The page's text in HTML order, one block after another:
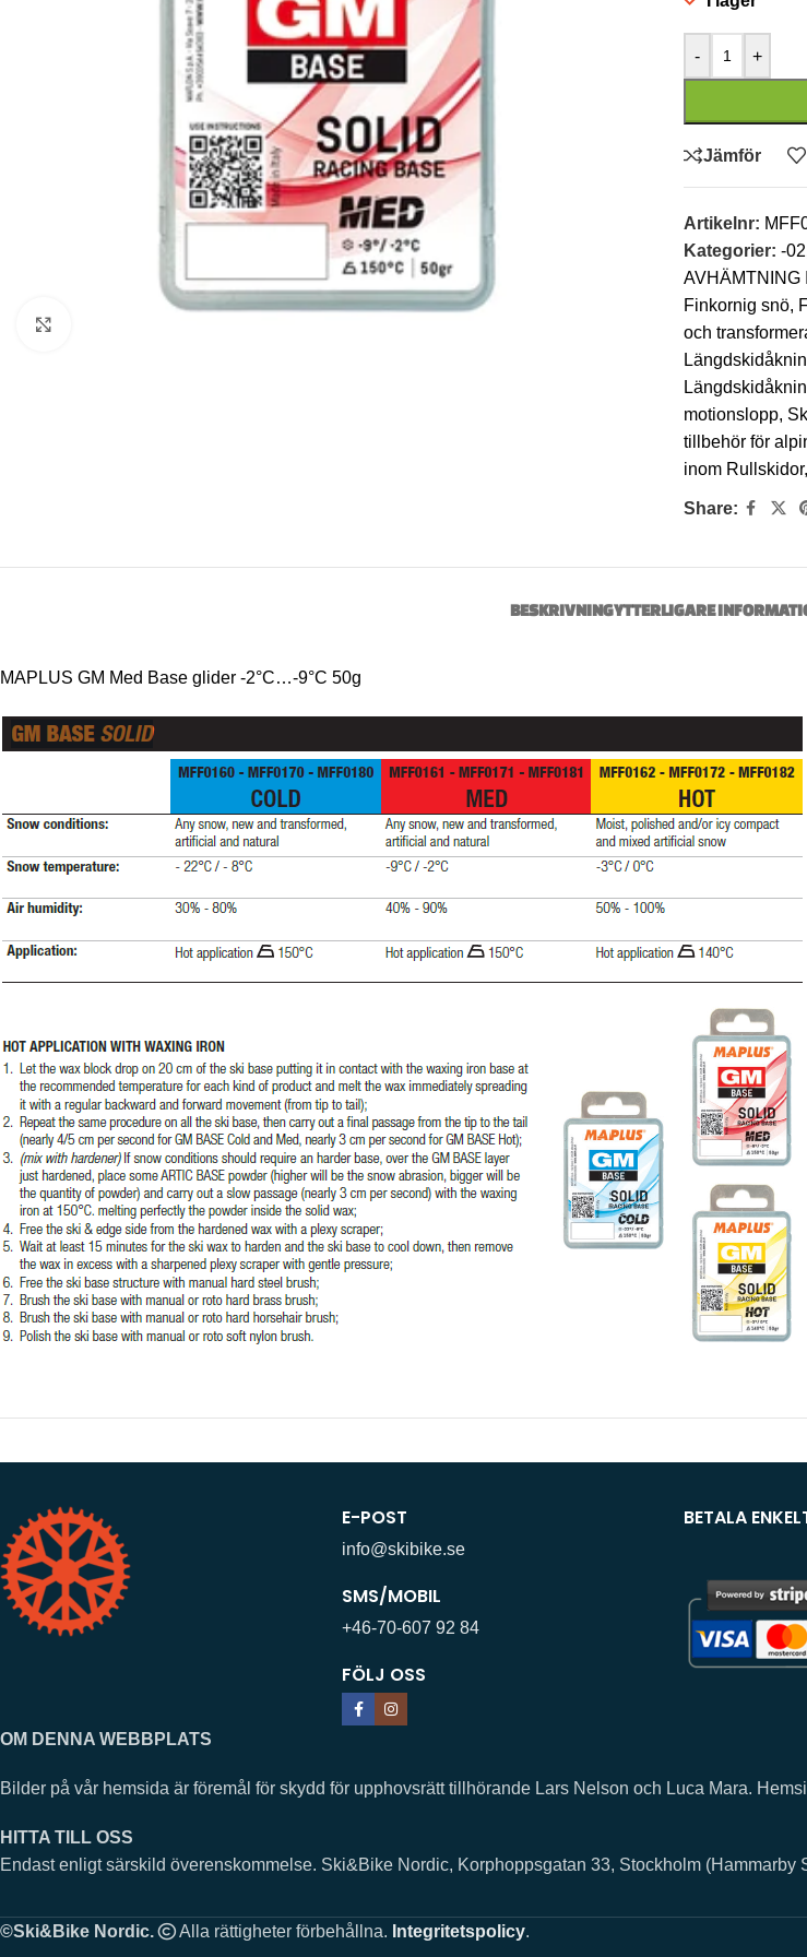
- +
Jämför
Artikelnr:
Kategorier: -02
AVHÄMTNING
Finkornig snö,
och
motionslopp,
tillbehör för
inom
Share:
BESKRIVNINGYTTERLIGARE
MAPLUS GM Med Base glider -2°C…-9°C 50g
E-POST
info@skibike.se
SMS/MOBIL
+46-70-607 92 84
FÖLJ OSS
BETALA
OM DENNA WEBBPLATS
Bilder på vår hemsida är föremål för skydd för upphovsrätt tillhörande Lars Nelson och Luca Mara.
HITTA TILL OSS
Endast enligt särskild överenskommelse. Ski&Bike Nordic, Korphoppsgatan 33, Stockholm (Hammarby
©Ski&Bike Nordic. Alla rättigheter förbehållna. Integritetspolicy.